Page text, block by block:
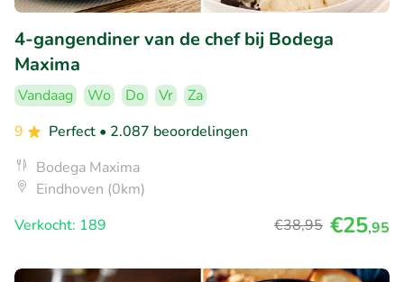
4-gangendiner van de chef bij Bodega
Maxima
Vandaag Wo Do Vr
Za
9
Perfect • 2.087 beoordelingen
Bodega Maxima
Eindhoven (0km)
Verkocht: 189
€38,95 €25,95